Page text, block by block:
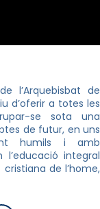
de l’Arquebisbat de
d’oferir a totes les
se sota una
de futur, en uns
humils i amb
l’educació integral
de l’home,